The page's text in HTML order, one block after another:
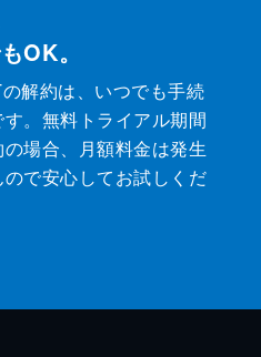
OK。
解約は、いつでも手続
す。無料トライアル期間
場合、月額料金は発生
ので安心してお試しくだ